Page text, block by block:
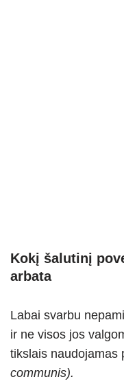
Kokį šalutinį
arbata
Labai svarbu
ir ne visos jos
tikslais naudojamas
communis).